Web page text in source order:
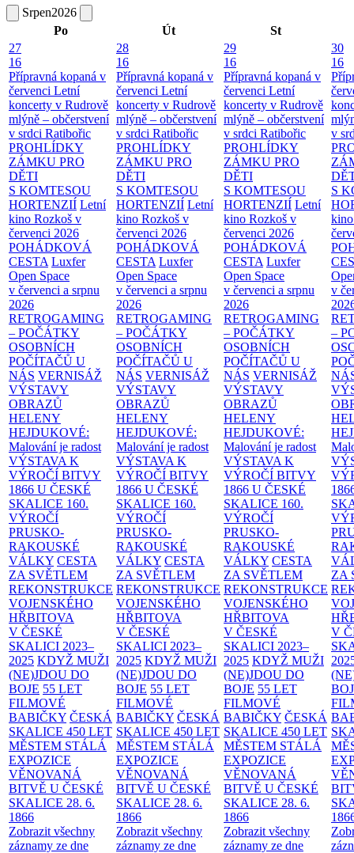
Srpen2026
Po
Út
St
27
16
Přípravná kopaná v
červenci Letní
koncerty v Rudrově
mlýně – občerstvení
v srdci Ratibořic
PROHLÍDKY
ZÁMKU PRO
DĚTI
S KOMTESOU
HORTENZIÍ Letní
kino Rozkoš v
červenci 2026
POHÁDKOVÁ
CESTA Luxfer
Open Space
v červenci a srpnu
2026
RETROGAMING
– POČÁTKY
OSOBNÍCH
POČÍTAČŮ U
NÁS VERNISÁŽ
VÝSTAVY
OBRAZŮ
HELENY
HEJDUKOVÉ:
Malování je radost
VÝSTAVA K
VÝROČÍ BITVY
1866 U ČESKÉ
SKALICE 160.
VÝROČÍ
PRUSKO-
RAKOUSKÉ
VÁLKY CESTA
ZA SVĚTLEM
REKONSTRUKCE
VOJENSKÉHO
HŘBITOVA
V ČESKÉ
SKALICI 2023–
2025 KDYŽ MUŽI
(NE)JDOU DO
BOJE 55 LET
FILMOVÉ
BABIČKY ČESKÁ
SKALICE 450 LET
MĚSTEM STÁLÁ
EXPOZICE
VĚNOVANÁ
BITVĚ U ČESKÉ
SKALICE 28. 6.
1866
Zobrazit všechny
záznamy ze dne
28
16
Přípravná kopaná v
červenci Letní
koncerty v Rudrově
mlýně – občerstvení
v srdci Ratibořic
PROHLÍDKY
ZÁMKU PRO
DĚTI
S KOMTESOU
HORTENZIÍ Letní
kino Rozkoš v
červenci 2026
POHÁDKOVÁ
CESTA Luxfer
Open Space
v červenci a srpnu
2026
RETROGAMING
– POČÁTKY
OSOBNÍCH
POČÍTAČŮ U
NÁS VERNISÁŽ
VÝSTAVY
OBRAZŮ
HELENY
HEJDUKOVÉ:
Malování je radost
VÝSTAVA K
VÝROČÍ BITVY
1866 U ČESKÉ
SKALICE 160.
VÝROČÍ
PRUSKO-
RAKOUSKÉ
VÁLKY CESTA
ZA SVĚTLEM
REKONSTRUKCE
VOJENSKÉHO
HŘBITOVA
V ČESKÉ
SKALICI 2023–
2025 KDYŽ MUŽI
(NE)JDOU DO
BOJE 55 LET
FILMOVÉ
BABIČKY ČESKÁ
SKALICE 450 LET
MĚSTEM STÁLÁ
EXPOZICE
VĚNOVANÁ
BITVĚ U ČESKÉ
SKALICE 28. 6.
1866
Zobrazit všechny
záznamy ze dne
29
16
Přípravná kopaná v
červenci Letní
koncerty v Rudrově
mlýně – občerstvení
v srdci Ratibořic
PROHLÍDKY
ZÁMKU PRO
DĚTI
S KOMTESOU
HORTENZIÍ Letní
kino Rozkoš v
červenci 2026
POHÁDKOVÁ
CESTA Luxfer
Open Space
v červenci a srpnu
2026
RETROGAMING
– POČÁTKY
OSOBNÍCH
POČÍTAČŮ U
NÁS VERNISÁŽ
VÝSTAVY
OBRAZŮ
HELENY
HEJDUKOVÉ:
Malování je radost
VÝSTAVA K
VÝROČÍ BITVY
1866 U ČESKÉ
SKALICE 160.
VÝROČÍ
PRUSKO-
RAKOUSKÉ
VÁLKY CESTA
ZA SVĚTLEM
REKONSTRUKCE
VOJENSKÉHO
HŘBITOVA
V ČESKÉ
SKALICI 2023–
2025 KDYŽ MUŽI
(NE)JDOU DO
BOJE 55 LET
FILMOVÉ
BABIČKY ČESKÁ
SKALICE 450 LET
MĚSTEM STÁLÁ
EXPOZICE
VĚNOVANÁ
BITVĚ U ČESKÉ
SKALICE 28. 6.
1866
Zobrazit všechny
záznamy ze dne
30
16
v
S
v
–
ZA
V